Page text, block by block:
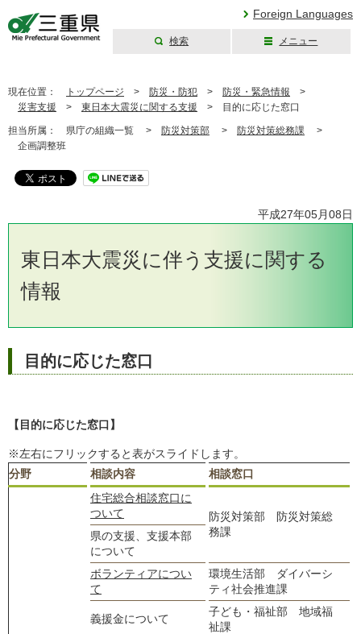
Foreign Languages
検索 メニュー
現在位置： トップページ > 防災・防犯 > 防災・緊急情報 >
災害支援 > 東日本大震災に関する支援 > 目的に応じた窓口
担当所属： 県庁の組織一覧 > 防災対策部 > 防災対策総務課 >
企画調整班
平成27年05月08日
東日本大震災に伴う支援に関する
情報
目的に応じた窓口
【目的に応じた窓口】
※左右にフリックすると表がスライドします。
分野
相談内容 相談窓口
住宅総合相談窓口に
ついて
防災対策部 防災対策総
務課
県の支援、支援本部
について
ボランティアについ
て
環境生活部 ダイバーシ
ティ社会推進課
義援金について
子ども・福祉部 地域福
祉課